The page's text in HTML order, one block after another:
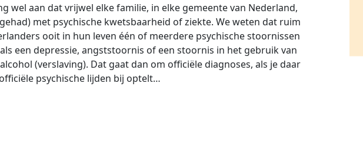
wel aan dat vrijwel elke familie, in elke gemeente van Nederland,
met psychische kwetsbaarheid of ziekte. We weten dat ruim
ooit in hun leven één of meerdere psychische stoornissen
een depressie, angststoornis of een stoornis in het gebruik van
(verslaving). Dat gaat dan om officiële diagnoses, als je daar
psychische lijden bij optelt…